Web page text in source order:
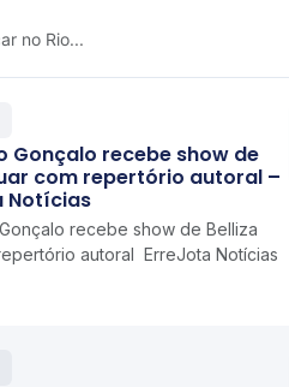
Gonçalo recebe show de
com repertório autoral –
Notícias
recebe show de Belliza
autoral ErreJota Notícias